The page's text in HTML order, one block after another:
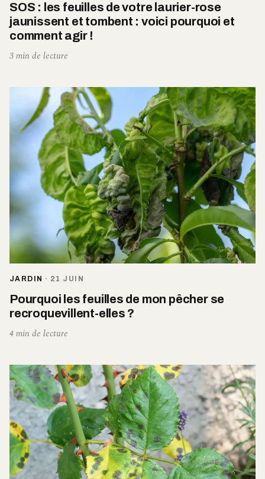
SOS : les feuilles de votre laurier-rose
jaunissent et tombent : voici pourquoi et
comment agir !
3 min de lecture
JARDIN · 21 JUIN
Pourquoi les feuilles de mon pêcher se
recroquevillent-elles ?
4 min de lecture